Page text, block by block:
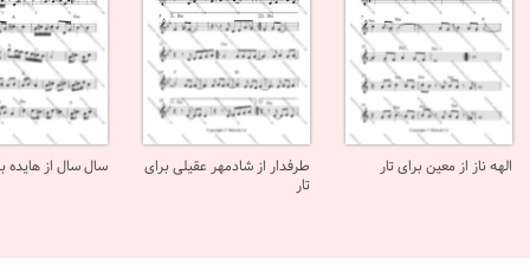
الهه ناز از معین برای تار
طرفدار از شادمهر عقیلی برای
تار
سال سال از هایده